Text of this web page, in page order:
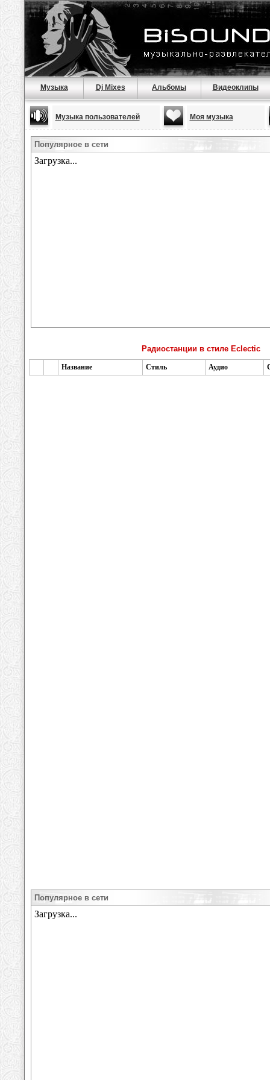
Музыка Dj Mixes Альбомы Видеоклипы
Музыка пользователей Моя музыка
Популярное в сети
Радиостанции в стиле Eclectic
Название Стиль Аудио
Популярное в сети